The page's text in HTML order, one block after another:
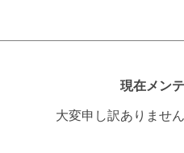
現在メン
大変申し訳ありませ